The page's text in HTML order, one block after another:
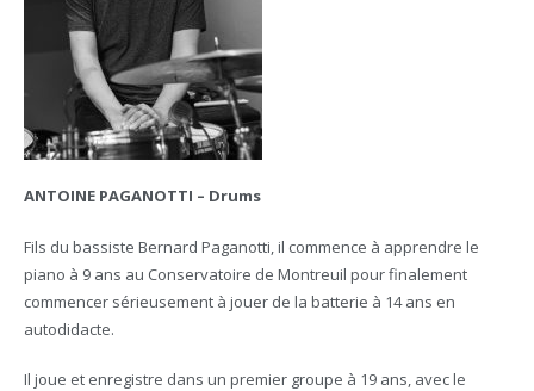
ANTOINE PAGANOTTI – Drums
Fils du bassiste Bernard Paganotti, il commence à apprendre le
piano à 9 ans au Conservatoire de Montreuil pour finalement
commencer sérieusement à jouer de la batterie à 14 ans en
autodidacte.
Il joue et enregistre dans un premier groupe à 19 ans, avec le